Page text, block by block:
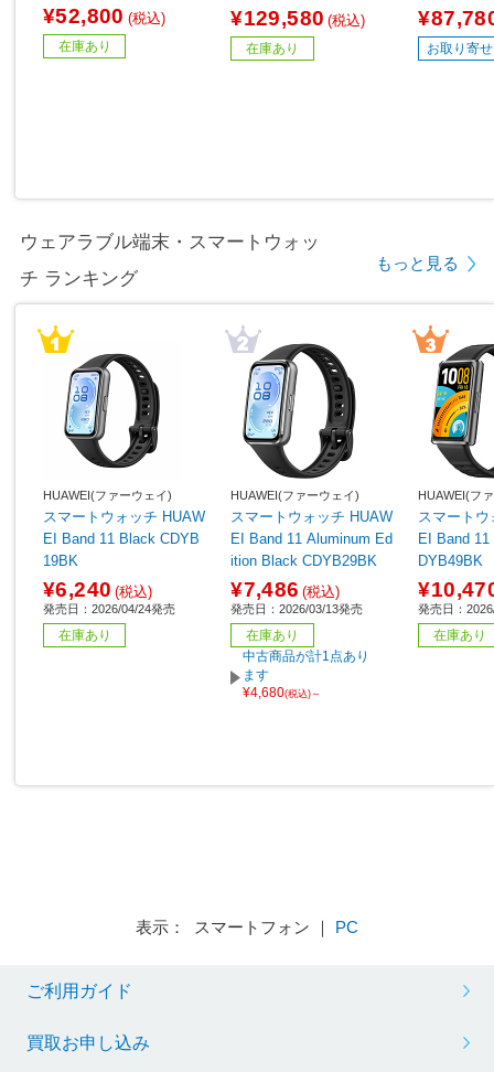
ック） ホワイト [おもに
6畳用 /100V]
¥52,800 (税込)
在庫あり
¥129,580 (税込)
在庫あり
[おもに6畳
お取り寄せ
ウェアラブル端末・スマートウォッ
チ ランキング
もっと見る
HUAWEI(ファーウェイ)
スマートウォッチ HUAW
EI Band 11 Black CDYB
19BK
¥6,240 (税込)
発売日：2026/04/24発売
在庫あり
HUAWEI(ファーウェイ)
スマートウォッチ HUAW
EI Band 11 Aluminum Ed
ition Black CDYB29BK
¥7,486 (税込)
発売日：2026/03/13発売
在庫あり
中古商品が計1点あり
ます
¥4,680(税込)～
HUAWEI(フ
スマート
EI Band 11 Pro
DYB49BK
発売日：
在庫あり
表示： スマートフォン ｜ PC
ご利用ガイド
買取お申し込み